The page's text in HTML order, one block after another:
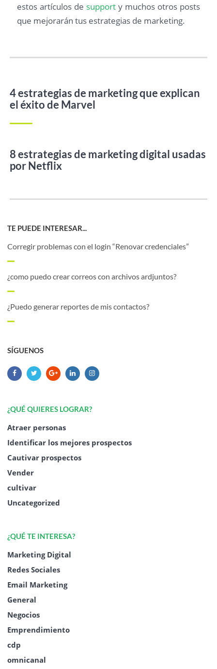
estos artículos de support y muchos otros posts
que mejorarán tus estrategias de marketing.
4 estrategias de marketing que explican
el éxito de Marvel
8 estrategias de marketing digital usadas
por Netflix
TE PUEDE INTERESAR...
Corregir problemas con el login “Renovar credenciales”
¿como puedo crear correos con archivos ardjuntos?
¿Puedo generar reportes de mis contactos?
SÍGUENOS
¿QUÉ QUIERES LOGRAR?
Atraer personas
Identificar los mejores prospectos
Cautivar prospectos
Vender
cultivar
Uncategorized
¿QUÉ TE INTERESA?
Marketing Digital
Redes Sociales
Email Marketing
General
Negocios
Emprendimiento
cdp
omnicanal